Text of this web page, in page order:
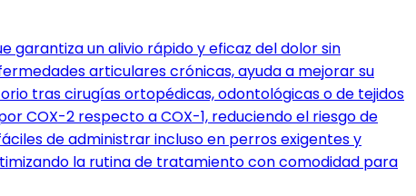
garantiza un alivio rápido y eficaz del dolor sin
articulares crónicas, ayuda a mejorar su
tras cirugías ortopédicas, odontológicas o de tejidos
COX-2 respecto a COX-1, reduciendo el riesgo de
de administrar incluso en perros exigentes y
la rutina de tratamiento con comodidad para